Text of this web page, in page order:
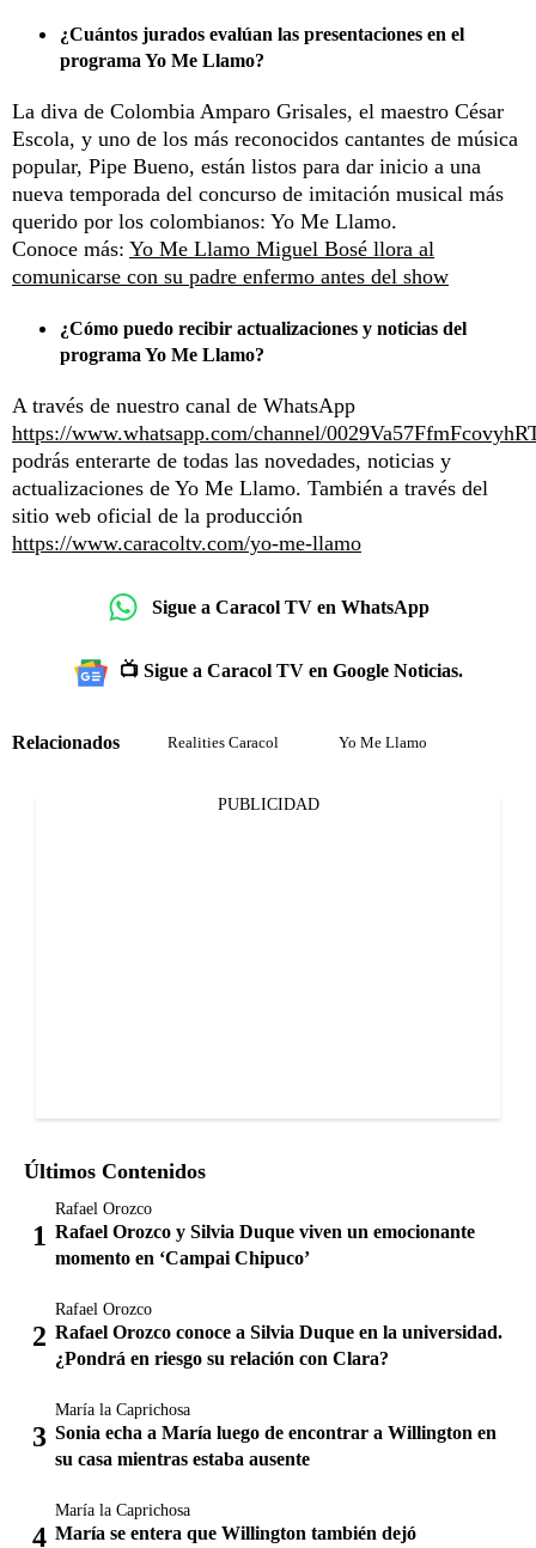
¿Cuántos jurados evalúan las presentaciones en el
programa Yo Me Llamo?
La diva de Colombia Amparo Grisales, el maestro César
Escola, y uno de los más reconocidos cantantes de música
popular, Pipe Bueno, están listos para dar inicio a una
nueva temporada del concurso de imitación musical más
querido por los colombianos: Yo Me Llamo.
Conoce más: Yo Me Llamo Miguel Bosé llora al
comunicarse con su padre enfermo antes del show
¿Cómo puedo recibir actualizaciones y noticias del
programa Yo Me Llamo?
A través de nuestro canal de WhatsApp
https://www.whatsapp.com/channel/
podrás enterarte de todas las novedades, noticias y
actualizaciones de Yo Me Llamo. También a través del
sitio web oficial de la producción
https://www.caracoltv.com/yo-me-llamo
Sigue a Caracol TV en WhatsApp
📺 Sigue a Caracol TV en Google Noticias.
Relacionados Realities Caracol Yo Me Llamo
PUBLICIDAD
Últimos Contenidos
Rafael Orozco
Rafael Orozco y Silvia Duque viven un emocionante
momento en ‘Campai Chipuco’
Rafael Orozco
Rafael Orozco conoce a Silvia Duque en la universidad.
¿Pondrá en riesgo su relación con Clara?
María la Caprichosa
Sonia echa a María luego de encontrar a Willington en
su casa mientras estaba ausente
María la Caprichosa
María se entera que Willington también dejó